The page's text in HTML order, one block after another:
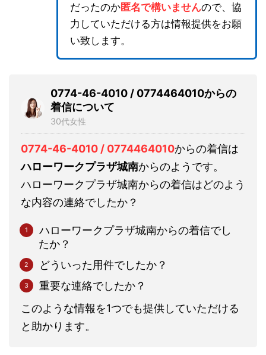
だったのか匿名で構いませんので、協
力していただける方は情報提供をお願
い致します。
0774-46-4010 / 0774464010からの
着信について
30代女性
0774-46-4010 / 0774464010からの着信は
ハローワークプラザ城南からのようです。
ハローワークプラザ城南からの着信はどのよう
な内容の連絡でしたか？
ハローワークプラザ城南からの着信でし
たか？
どういった用件でしたか？
重要な連絡でしたか？
このような情報を1つでも提供していただける
と助かります。